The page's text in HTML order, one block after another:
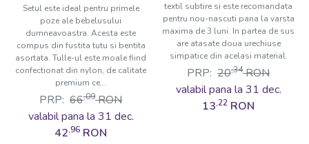
Setul este ideal pentru primele
poze ale bebelusului
dumneavoastra. Acesta este
compus din fustita tutu si bentita
asortata. Tulle-ul este moale fiind
confectionat din nylon, de calitate
premium ce...
PRP: 66,09 RON
valabil pana la 31 dec.
42,96 RON
textil subtire si este recomandata
pentru nou-nascuti pana la varsta
maxima de 3 luni. In partea de sus
are atasate doua urechiuse
simpatice din acelasi material.
PRP: 20,34 RON
valabil pana la 31 dec.
13,22 RON